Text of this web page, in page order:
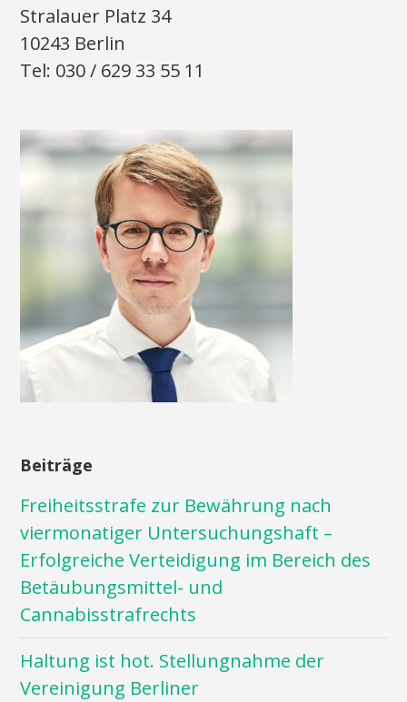
Stralauer Platz 34
10243 Berlin
Tel: 030 / 629 33 55 11
Beiträge
Freiheitsstrafe zur Bewährung nach
viermonatiger Untersuchungshaft –
Erfolgreiche Verteidigung im Bereich des
Betäubungsmittel- und
Cannabisstrafrechts
Haltung ist hot. Stellungnahme der
Vereinigung Berliner